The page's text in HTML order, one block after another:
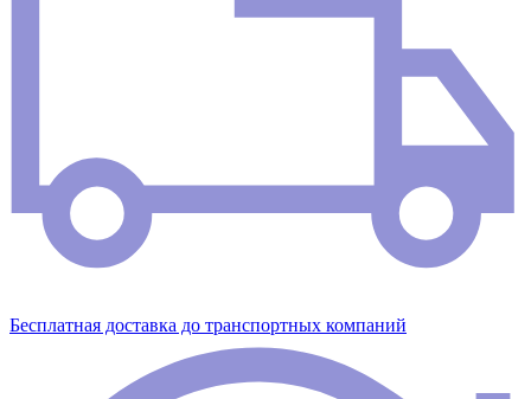
Бесплатная доставка до транспортных компаний